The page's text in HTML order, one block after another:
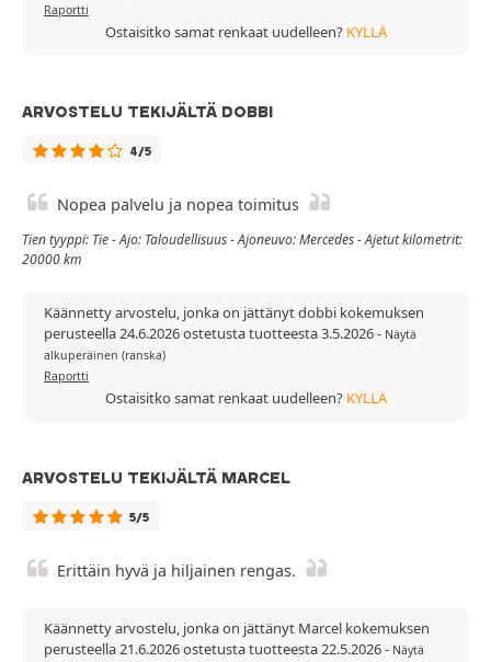
Raportti
Ostaisitko samat renkaat uudelleen? KYLLÄ
ARVOSTELU TEKIJÄLTÄ DOBBI
4/5
Nopea palvelu ja nopea toimitus
Tien tyyppi: Tie - Ajo: Taloudellisuus - Ajoneuvo: Mercedes - Ajetut kilometrit:
20000 km
Käännetty arvostelu, jonka on jättänyt dobbi kokemuksen
perusteella 24.6.2026 ostetusta tuotteesta 3.5.2026- Näytä
alkuperäinen (ranska)
Raportti
Ostaisitko samat renkaat uudelleen? KYLLÄ
ARVOSTELU TEKIJÄLTÄ MARCEL
5/5
Erittäin hyvä ja hiljainen rengas.
Käännetty arvostelu, jonka on jättänyt Marcel kokemuksen
perusteella 21.6.2026 ostetusta tuotteesta 22.5.2026- Näytä